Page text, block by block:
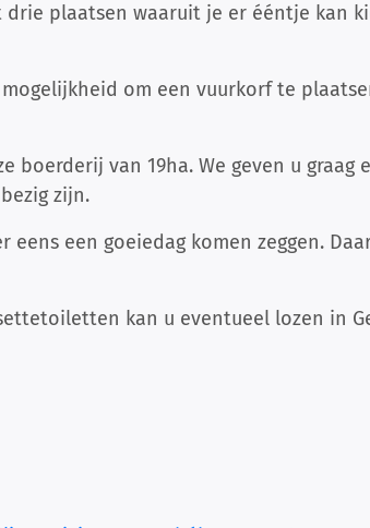
plaatsen waaruit je er ééntje kan
om een vuurkorf te
van 19ha. We geven u graag
zijn.
een goeiedag komen zeggen.
kan u eventueel lozen in